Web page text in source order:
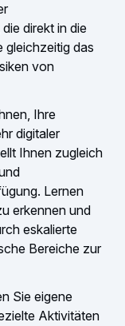
direkt in die
gleichzeitig das
von
Ihre
digitaler
Ihnen zugleich
Lernen
erkennen und
eskalierte
Bereiche zur
Sie eigene
Aktivitäten